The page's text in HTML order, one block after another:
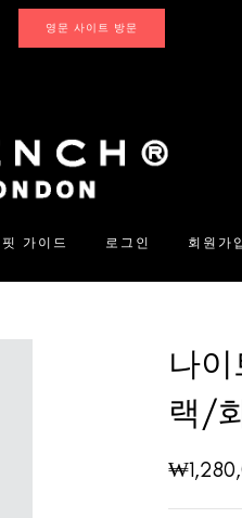
영문 사이트 방문
핏 가이드 로그인 회원가
나
랙/
₩